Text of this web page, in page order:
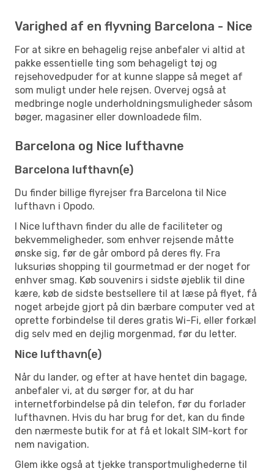
Varighed af en flyvning Barcelona - Nice
For at sikre en behagelig rejse anbefaler vi altid at
pakke essentielle ting som behageligt tøj og
rejsehovedpuder for at kunne slappe så meget af
som muligt under hele rejsen. Overvej også at
medbringe nogle underholdningsmuligheder såsom
bøger, magasiner eller downloadede film.
Barcelona og Nice lufthavne
Barcelona lufthavn(e)
Du finder billige flyrejser fra Barcelona til Nice
lufthavn i Opodo.
I Nice lufthavn finder du alle de faciliteter og
bekvemmeligheder, som enhver rejsende måtte
ønske sig, før de går ombord på deres fly. Fra
luksuriøs shopping til gourmetmad er der noget for
enhver smag. Køb souvenirs i sidste øjeblik til dine
kære, køb de sidste bestsellere til at læse på flyet, få
noget arbejde gjort på din bærbare computer ved at
oprette forbindelse til deres gratis Wi-Fi, eller forkæl
dig selv med en dejlig morgenmad, før du letter.
Nice lufthavn(e)
Når du lander, og efter at have hentet din bagage,
anbefaler vi, at du sørger for, at du har
internetforbindelse på din telefon, før du forlader
lufthavnen. Hvis du har brug for det, kan du finde
den nærmeste butik for at få et lokalt SIM-kort for
nem navigation.
Glem ikke også at tjekke transportmulighederne til